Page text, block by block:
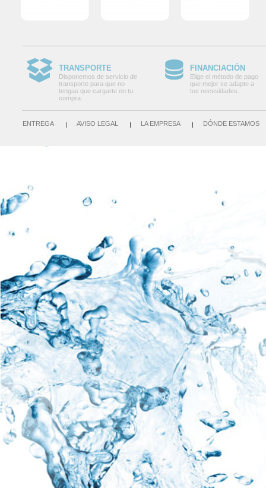
TRANSPORTE
Disponemos de servicio de
transporte para que no
tengas que cargarte en tu
compra.
FINANCIACIÓN
Elige el método de pago
que mejor se adapte a
tus necesidades.
ENTREGA AVISO LEGAL LA EMPRESA DÓNDE ESTAMOS